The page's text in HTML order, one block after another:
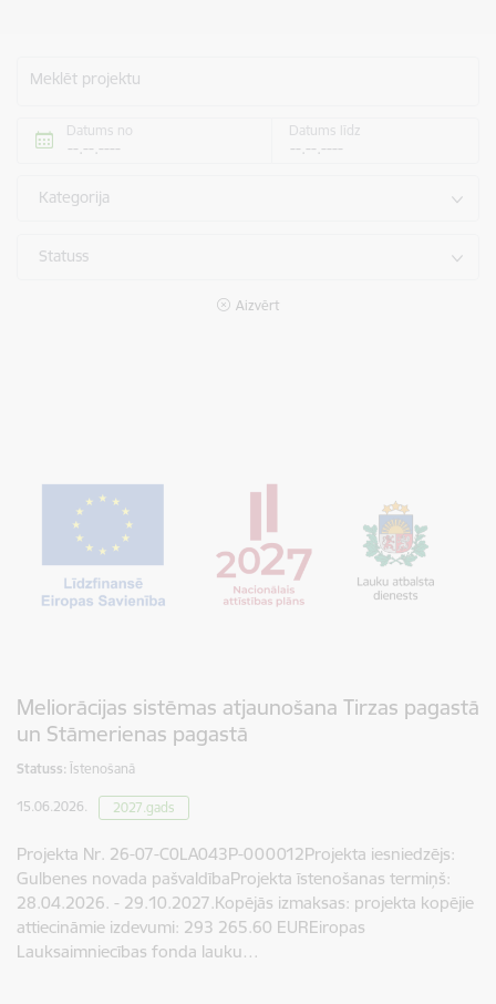
Meklēt projektu
Datums no Datums līdz
Kategorija
Statuss
Aizvērt
Meliorācijas sistēmas atjaunošana Tirzas pagastā
un Stāmerienas pagastā
Statuss: Īstenošanā
15.06.2026. 2027.gads
Projekta Nr. 26-07-C0LA043P-000012Projekta iesniedzējs:
Gulbenes novada pašvaldībaProjekta īstenošanas termiņš:
28.04.2026. - 29.10.2027.Kopējās izmaksas: projekta kopējie
attiecināmie izdevumi: 293 265.60 EUREiropas
Lauksaimniecības fonda lauku…